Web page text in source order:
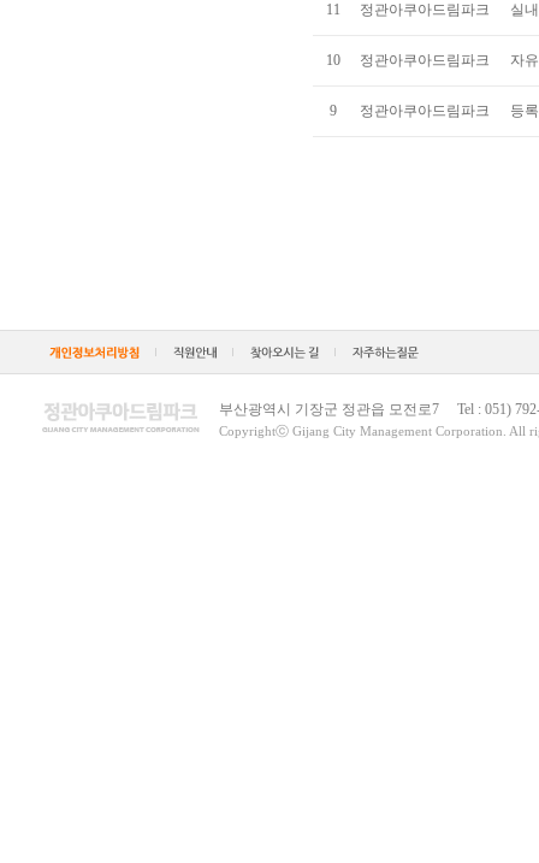
11 정관아쿠아드림파크 실
10 정관아쿠아드림파크 자
9 정관아쿠아드림파크 등
부산광역시 기장군 정관읍 모전로7 Tel : 051)
Copyrightⓒ Gijang City Management Corporation. All